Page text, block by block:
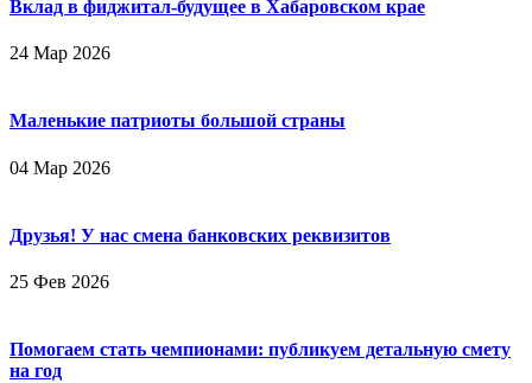
Вклад в фиджитал-будущее в Хабаровском крае
24 Мар 2026
Маленькие патриоты большой страны
04 Мар 2026
Друзья! У нас смена банковских реквизитов
25 Фев 2026
Помогаем стать чемпионами: публикуем детальную смету
на год